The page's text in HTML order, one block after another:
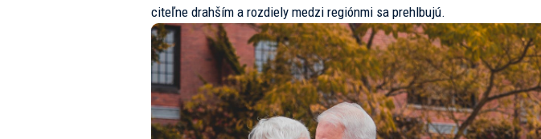
citeľne drahším a rozdiely medzi regiónmi sa prehlbujú.